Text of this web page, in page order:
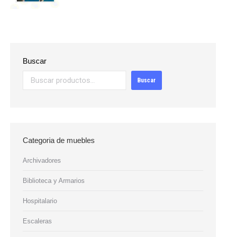
Buscar
Buscar
Categoria de muebles
Archivadores
Biblioteca y Armarios
Hospitalario
Escaleras